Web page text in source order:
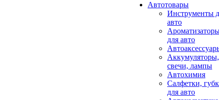
Автотовары
Инструменты
авто
для авто
Аккумуляторы,
свечи, лампы
Автохимия
Салфетки,
для авто